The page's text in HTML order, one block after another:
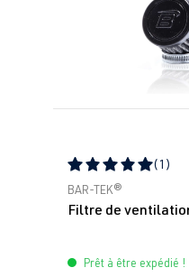
Note moyenne de 5
(1)
BAR-TEK®
Filtre de
Prêt à être expédié !